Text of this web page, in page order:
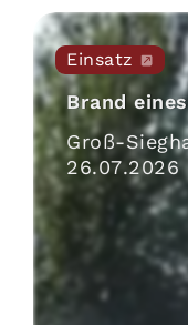
Einsatz
Brand
Groß-
26.07.2026